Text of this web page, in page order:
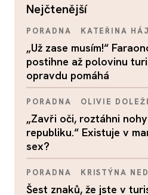
nejčtenější
PORADNA KATEŘINA
„Už zase musím!“
postihne až polovinu
opravdu pomáhá
PORADNA OLIVIE
„Zavři oči, roztáhni
republiku.“ Existuje v
sex?
PORADNA KRISTÝNA
Šest znaků, že jste v